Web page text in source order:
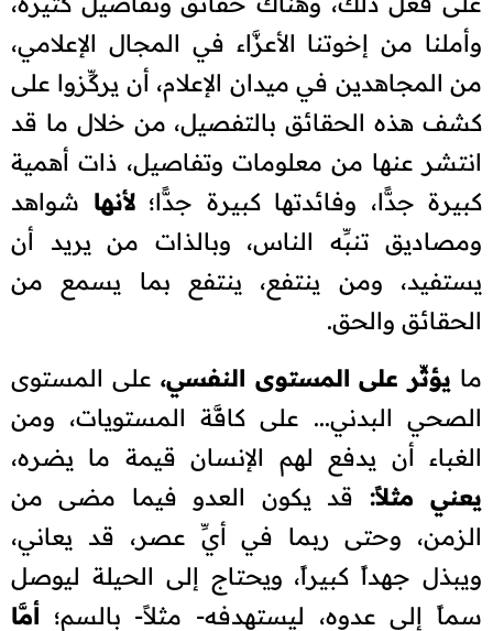
وأملنا من إخوتنا الأعزَّاء في المجال الإعلامي،
من المجاهدين في ميدان الإعلام، أن يركِّزوا على
كشف هذه الحقائق بالتفصيل، من خلال ما قد
انتشر عنها من معلومات وتفاصيل، ذات أهمية
كبيرة جدًّا، وفائدتها كبيرة جدًّا؛ لأنهاشواهد
ومصاديق تنبِّه الناس، وبالذات من يريد أن
يستفيد، ومن ينتفع، ينتفع بما يسمع من
الحقائق والحق.
ما يؤثِّر على المستوى النفسي،على المستوى
الصحي البدني... على كافَّة المستويات، ومن
الغباء أن يدفع لهم الإنسان قيمة ما يضره،
يعني مثلاً:قد يكون العدو فيما مضى من
الزمن، وحتى ربما في أيِّ عصر، قد يعاني،
ويبذل جهداً كبيراً، ويحتاج إلى الحيلة ليوصل
سماً إلى عدوه، ليستهدفه- مثلاً- بالسم؛ أمَّا